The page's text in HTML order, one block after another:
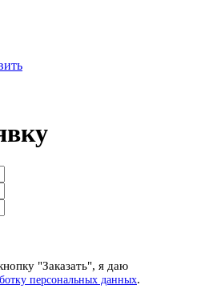
"Заказать", я даю
персональных данных.